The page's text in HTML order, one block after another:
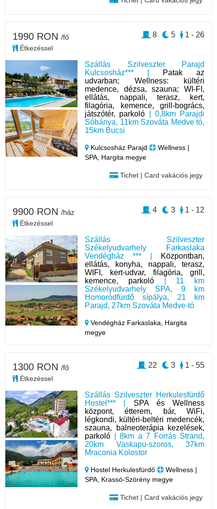
Szállás Szilveszter Parajd
Kulcsosház*** |
Patak az
udvarban; Wellness: kültéri
medence, dézsa, szauna; WI-FI,
ellátás, nappali, terasz, kert,
filagória, kemence, grill-bogrács,
játszótér, parkoló | 0,8km Parajdi
Sóbánya, 11km Szováta Medve tó,
15km Bucsi
Kulcsosház Parajd
Wellness |
SPA, Hargita megye
Tichet | Card vakációs jegy
1990 RON /fő
Étkezéssel
1 - 26
5
8
Szállás Szilveszter
Székelyudvarhely Farkaslaka
Vendégház *** |
Központban,
ellátás, konyha, nappali, terasz,
WIFI, kert-udvar, filagória, grill,
kemence, parkoló| 11 km
Székelyudvarhely SPA, 9 km
Homoródfürdő sípálya, 21 km
Parajd, 27km Szováta Medve-tó
Vendégház Farkaslaka, Hargita
megye
9900 RON /ház
Étkezéssel
1 - 12
3
4
Szállás Szilveszter Herkulesfürdő
Hostel*** | SPA és Wellness
központ, étterem, bár, WiFi,
légkondi, kültéri-beltéri medencék,
szauna, balneoterápia kezelések,
parkoló | 8km a 7 Forrás Strand,
20km Vaskapu-szoros, 37km
Mraconia Kolostor
Hostel Herkulesfürdő
Wellness |
SPA, Krassó-Szörény megye
Tichet | Card vakációs jegy
1300 RON /fő
Étkezéssel
1 - 55
3
22